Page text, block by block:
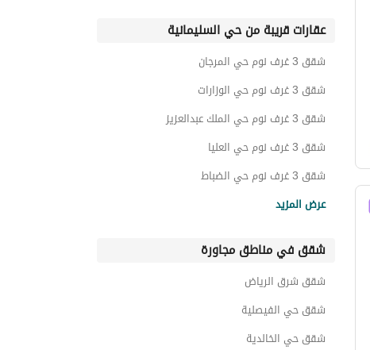
عمائر سكنية للايجار في حي السليمانية
غرف للايجار في حي السليمانية
اراضي سكنية للايجار في حي السليمانية
عقارات للايجار في حي السليمانية
عقارات قريبة من حي السليمانية
شقق 3 غرف نوم حي المرجان
شقق 3 غرف نوم حي الوزارات
شقق 3 غرف نوم حي الملك عبدالعزيز
شقق 3 غرف نوم حي العليا
شقق 3 غرف نوم حي الضباط
شقق 3 غرف نوم حي الورود
شقق 3 غرف نوم حي المربع
شقق 3 غرف نوم حي المرسلات
عرض المزيد
شقق في مناطق مجاورة
شقق شرق الرياض
شقق حي الفيصلية
شقق حي الخالدية